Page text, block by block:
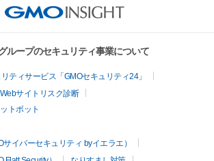
ループのセキュリティ事業について
ティサービス「GMOセキュリティ24」
Webサイトリスク診断
トボット
イバーセキュリティ byイエラエ）